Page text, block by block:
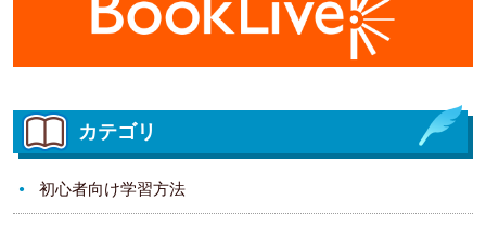
カテゴリ
初心者向け学習方法